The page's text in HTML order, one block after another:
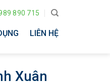
890 715
LIÊN HỆ
Xuân